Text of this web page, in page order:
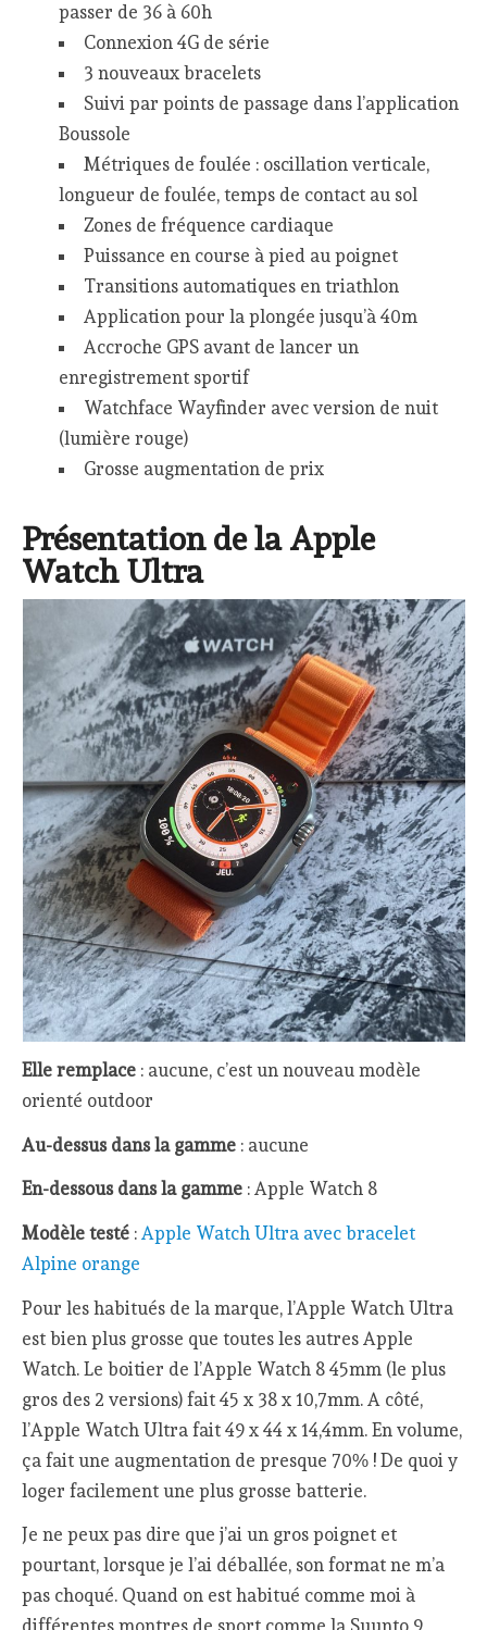
passer de 36 à 60h
Connexion 4G de série
3 nouveaux bracelets
Suivi par points de passage dans l’application
Boussole
Métriques de foulée : oscillation verticale,
longueur de foulée, temps de contact au sol
Zones de fréquence cardiaque
Puissance en course à pied au poignet
Transitions automatiques en triathlon
Application pour la plongée jusqu’à 40m
Accroche GPS avant de lancer un
enregistrement sportif
Watchface Wayfinder avec version de nuit
(lumière rouge)
Grosse augmentation de prix
Présentation de la Apple
Watch Ultra
Elle remplace : aucune, c’est un nouveau modèle
orienté outdoor
Au-dessus dans la gamme : aucune
En-dessous dans la gamme : Apple Watch 8
Modèle testé : Apple Watch Ultra avec bracelet
Alpine orange
Pour les habitués de la marque, l’Apple Watch Ultra
est bien plus grosse que toutes les autres Apple
Watch. Le boitier de l’Apple Watch 8 45mm (le plus
gros des 2 versions) fait 45 x 38 x 10,7mm. A côté,
l’Apple Watch Ultra fait 49 x 44 x 14,4mm. En volume,
ça fait une augmentation de presque 70% ! De quoi y
loger facilement une plus grosse batterie.
Je ne peux pas dire que j’ai un gros poignet et
pourtant, lorsque je l’ai déballée, son format ne m’a
pas choqué. Quand on est habitué comme moi à